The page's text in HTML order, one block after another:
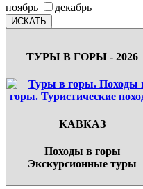
ноябрь
декабрь
ТУРЫ В ГОРЫ - 2026
КАВКАЗ
Походы в горы
Экскурсионные туры